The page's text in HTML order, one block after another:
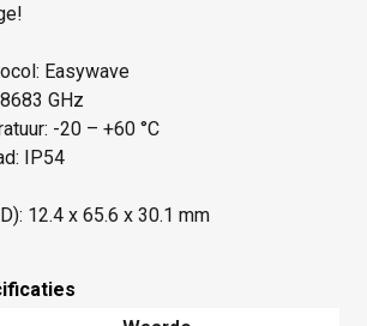
Easywave
GHz
-20 – +60 °C
IP54
12.4 x 65.6 x 30.1 mm